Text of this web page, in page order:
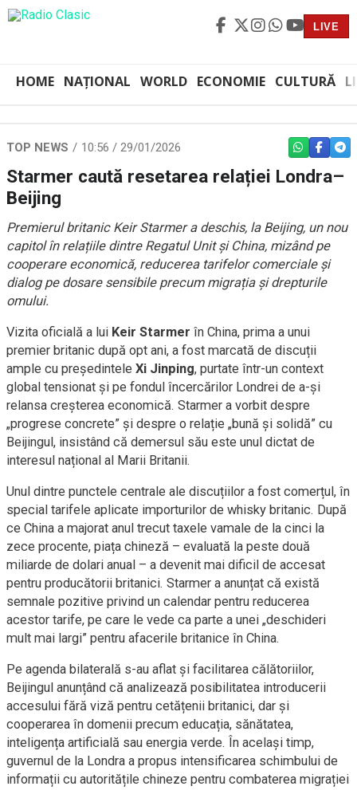
LIVE
HOME NAȚIONAL WORLD ECONOMIE CULTURĂ
TOP NEWS 10:56 / 29/01/2026 WHATSAPP
Starmer caută resetarea relației Londra–
Beijing
Premierul britanic Keir Starmer a deschis, la Beijing, un nou
capitol în relațiile dintre Regatul Unit și China, mizând pe
cooperare economică, reducerea tarifelor comerciale și
dialog pe dosare sensibile precum migrația și drepturile
omului.
Vizita oficială a lui Keir Starmer în China, prima a unui
premier britanic după opt ani, a fost marcată de discuții
ample cu președintele Xi Jinping, purtate într-un context
global tensionat și pe fondul încercărilor Londrei de a-și
relansa creșterea economică. Starmer a vorbit despre
„progrese concrete” și despre o relație „bună și solidă” cu
Beijingul, insistând că demersul său este unul dictat de
interesul național al Marii Britanii.
Unul dintre punctele centrale ale discuțiilor a fost comerțul, în
special tarifele aplicate importurilor de whisky britanic. După
ce China a majorat anul trecut taxele vamale de la cinci la
zece procente, piața chineză – evaluată la peste două
miliarde de dolari anual – a devenit mai dificil de accesat
pentru producătorii britanici. Starmer a anunțat că există
semnale pozitive privind un calendar pentru reducerea
acestor tarife, pe care le vede ca parte a unei „deschideri
mult mai largi” pentru afacerile britanice în China.
Pe agenda bilaterală s-au aflat și facilitarea călătoriilor,
Beijingul anunțând că analizează posibilitatea introducerii
accesului fără viză pentru cetățenii britanici, dar și
cooperarea în domenii precum educația, sănătatea,
inteligența artificială sau energia verde. În același timp,
guvernul de la Londra a propus intensificarea schimbului de
informații cu autoritățile chineze pentru combaterea migrației